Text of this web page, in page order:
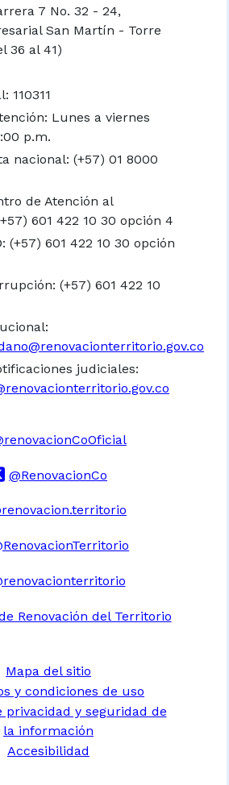
7 No. 32 - 24,
San Martín - Torre
36 al 41)
110311
Lunes a viernes
p.m.
nacional: (+57) 01 8000
de Atención al
601 422 10 30 opción 4
(+57) 601 422 10 30 opción
(+57) 601 422 10
judiciales:
@RenovacionCo
Renovación del Territorio
Mapa del sitio
y condiciones de uso
privacidad y seguridad de
la información
Accesibilidad